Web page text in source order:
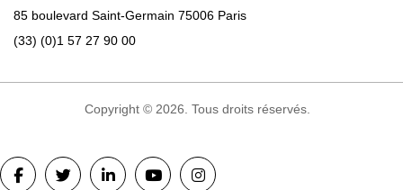
85 boulevard Saint-Germain 75006 Paris
(33) (0)1 57 27 90 00
Copyright © 2026. Tous droits réservés.